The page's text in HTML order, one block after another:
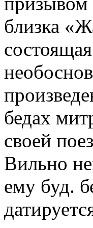
близка
бедах
своей
Вильно
ему буд.